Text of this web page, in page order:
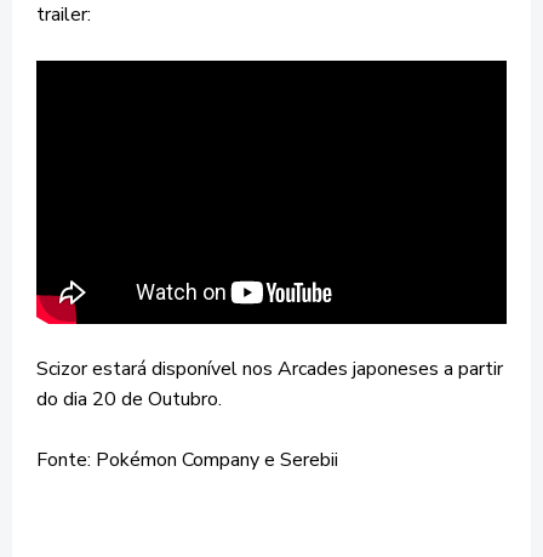
trailer:
Scizor estará disponível nos Arcades japoneses a partir
do dia 20 de Outubro.
Fonte: Pokémon Company e Serebii